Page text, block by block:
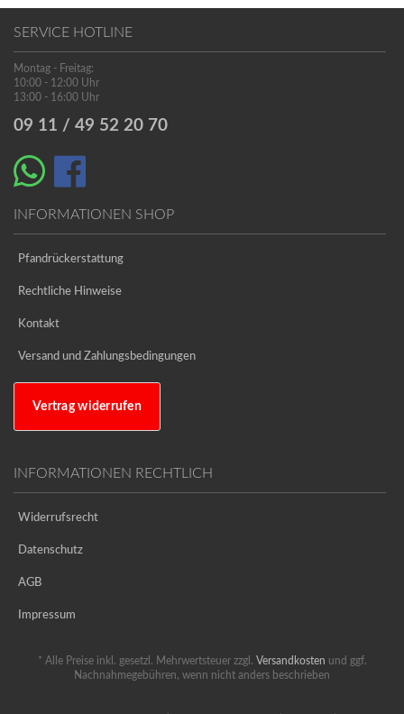
SERVICE HOTLINE
Montag - Freitag:
10:00 - 12:00 Uhr
13:00 - 16:00 Uhr
09 11 / 49 52 20 70
INFORMATIONEN SHOP
Pfandrückerstattung
Rechtliche Hinweise
Kontakt
Versand und Zahlungsbedingungen
Vertrag widerrufen
INFORMATIONEN RECHTLICH
Widerrufsrecht
Datenschutz
AGB
Impressum
* Alle Preise inkl. gesetzl. Mehrwertsteuer zzgl. Versandkosten und ggf.
Nachnahmegebühren, wenn nicht anders beschrieben